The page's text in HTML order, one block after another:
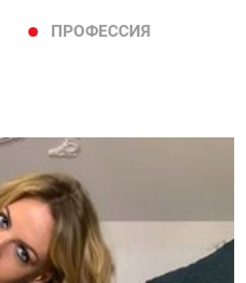
ПРОФЕССИЯ